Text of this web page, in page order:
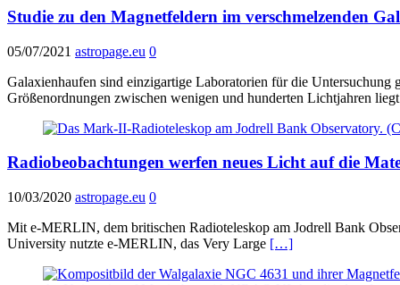
Studie zu den Magnetfeldern im verschmelzenden
05/07/2021 astropage.eu 0
Galaxienhaufen sind einzigartige Laboratorien für die
Größenordnungen zwischen wenigen und hunderten Lichtjahren
Radiobeobachtungen werfen neues Licht auf die
10/03/2020 astropage.eu 0
Mit e-MERLIN, dem britischen Radioteleskop am Jodrell Bank
University nutzte e-MERLIN, das Very Large […]